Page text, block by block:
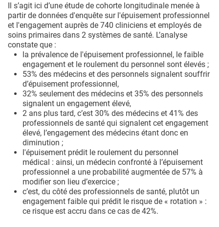
Il s’agit ici d’une étude de cohorte longitudinale menée à
partir de données d'enquête sur l'épuisement professionnel
et l'engagement auprès de 740 cliniciens et employés de
soins primaires dans 2 systèmes de santé. L’analyse
constate que :
la prévalence de l'épuisement professionnel, le faible
engagement et le roulement du personnel sont élevés ;
53% des médecins et des personnels signalent souffrir
d’épuisement professionnel,
32% seulement des médecins et 35% des personnels
signalent un engagement élevé,
2 ans plus tard, c’est 30% des médecins et 41% des
professionnels de santé qui signalent cet engagement
élevé, l’engagement des médecins étant donc en
diminution ;
l'épuisement prédit le roulement du personnel
médical : ainsi, un médecin confronté à l’épuisement
professionnel a une probabilité augmentée de 57% à
modifier son lieu d’exercice ;
c’est, du côté des professionnels de santé, plutôt un
engagement faible qui prédit le risque de « rotation » :
ce risque est accru dans ce cas de 42%.